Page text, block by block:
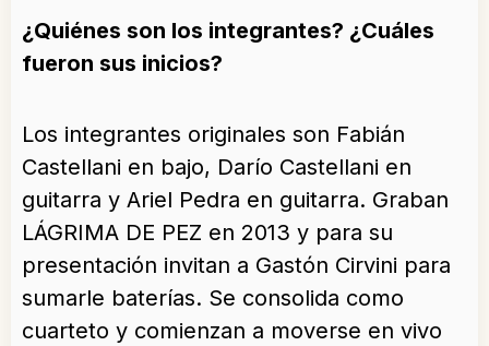
¿Quiénes son los integrantes? ¿Cuáles
fueron sus inicios?
Los integrantes originales son Fabián
Castellani en bajo, Darío Castellani en
guitarra y Ariel Pedra en guitarra. Graban
LÁGRIMA DE PEZ en 2013 y para su
presentación invitan a Gastón Cirvini para
sumarle baterías. Se consolida como
cuarteto y comienzan a moverse en vivo